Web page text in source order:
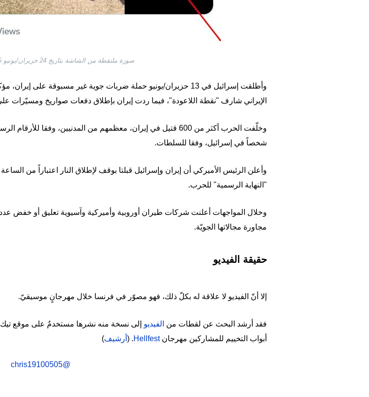
صورة ملتقطة من الشاشة بتاريخ 24 حزيران/يونيو 2025 عن موقع أكس
وأطلقت إسرائيل في 13 حزيران/يونيو حملة ضربات جوية غير مسبوقة على
الإيراني شارف "نقطة اللاعودة"، فيما ردت إيران بإطلاق دفعات صواريخ ومسيّرات على
شخصاً في إسرائيل، وفقا للسلطات.
وأعلن الرئيس الأميركي أن إيران وإسرائيل قبلتا بوقف لإطلاق النار اعتباراً من
"النهاية الرسمية" للحرب.
وخلال المواجهات أعلنت شركات طيران أوروبية وأميركية وآسيوية تعليق أو خفض
مجاورة مجالاتها الجويّة.
حقيقة الفيديو
إلا أنّ الفيديو لا علاقة له بكلّ ذلك، فهو مصوّر في فرنسا خلال مهرجانٍ موسيقيّ.
فقد أرشد البحث عن لقطات من الفيديو
أبواب التخييم للمشاركين مهرجانHellfest
. ( أرشيف)
@chris19100505